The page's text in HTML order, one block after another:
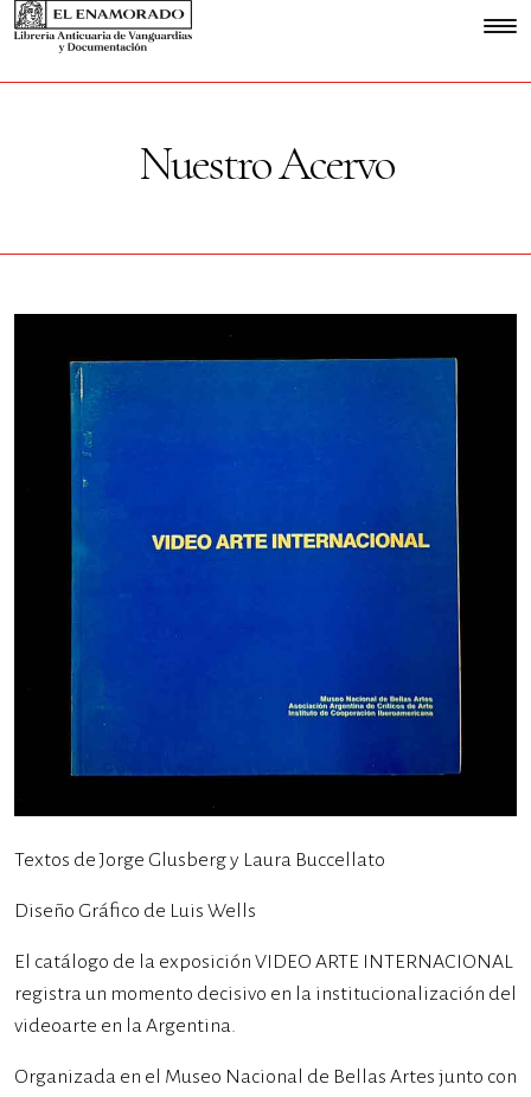
Nuestro Acervo
Textos de Jorge Glusberg y Laura Buccellato
Diseño Gráfico de Luis Wells
El catálogo de la exposición VIDEO ARTE INTERNACIONAL
registra un momento decisivo en la institucionalización del
videoarte en la Argentina.
Organizada en el Museo Nacional de Bellas Artes junto con